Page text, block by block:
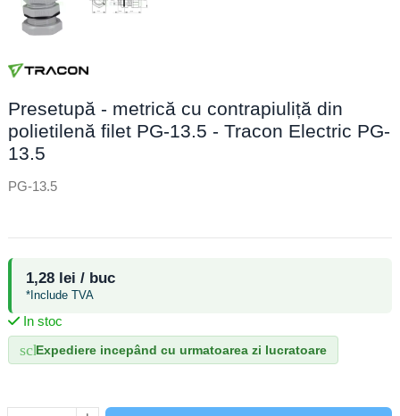
Presetupă - metrică cu contrapiuliță din
polietilenă filet PG-13.5 - Tracon Electric PG-
13.5
PG-13.5
1,28 lei / buc
*Include TVA
In stoc
schedule
Expediere incepând cu urmatoarea zi lucratoare